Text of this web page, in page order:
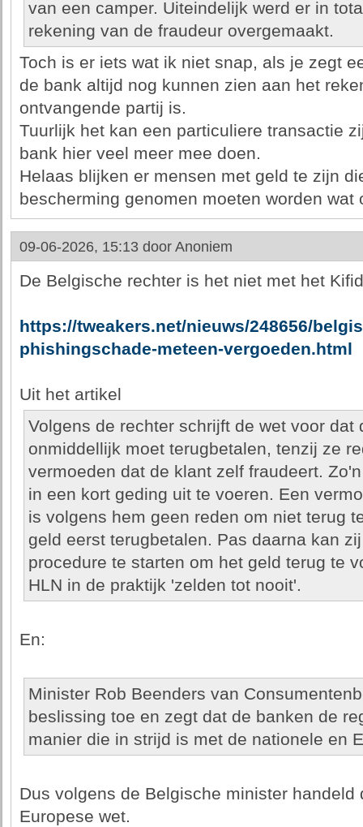
van een camper. Uiteindelijk werd er in
rekening van de fraudeur overgemaakt.
Toch is er iets wat ik niet snap, als je zegt
de bank altijd nog kunnen zien aan het
ontvangende partij is.
Tuurlijk het kan een particuliere transactie
bank hier veel meer mee doen.
Helaas blijken er mensen met geld te zijn
bescherming genomen moeten worden wat
09-06-2026, 15:13 door Anoniem
De Belgische rechter is het niet met het
https://tweakers.net/nieuws/248656/
phishingschade-meteen-vergoeden.html
Uit het artikel
Volgens de rechter schrijft de wet voor dat
onmiddellijk moet terugbetalen, tenzij ze
vermoeden dat de klant zelf fraudeert.
in een kort geding uit te voeren. Een
is volgens hem geen reden om niet terug
geld eerst terugbetalen. Pas daarna kan
procedure te starten om het geld terug te
HLN in de praktijk 'zelden tot nooit'.
En:
Minister Rob Beenders van
beslissing toe en zegt dat de banken de
manier die in strijd is met de nationele en
Dus volgens de Belgische minister handeld
Europese wet.